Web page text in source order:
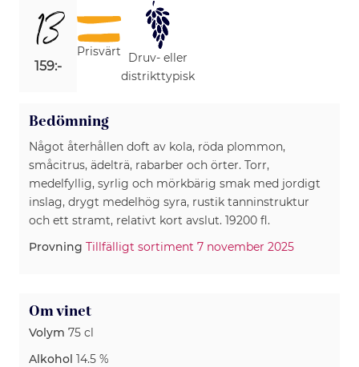
13
159:-
Prisvärt
Druv- eller
distrikttypisk
Bedömning
Något återhållen doft av kola, röda plommon,
småcitrus, ädelträ, rabarber och örter. Torr,
medelfyllig, syrlig och mörkbärig smak med jordigt
inslag, drygt medelhög syra, rustik tanninstruktur
och ett stramt, relativt kort avslut. 19200 fl.
Provning Tillfälligt sortiment 7 november 2025
Om vinet
Volym 75 cl
Alkohol 14.5 %